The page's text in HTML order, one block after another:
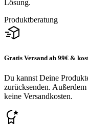
Lösung.
Produktberatung
Gratis Versand ab 99€ &
Du kannst Deine
zurücksenden.
keine Versandkosten.